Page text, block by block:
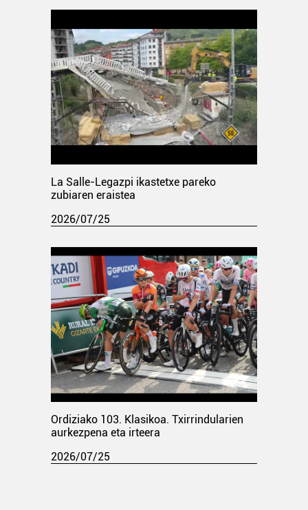
La Salle-Legazpi ikastetxe pareko
zubiaren eraistea
2026/07/25
Ordiziako 103. Klasikoa. Txirrindularien
aurkezpena eta irteera
2026/07/25